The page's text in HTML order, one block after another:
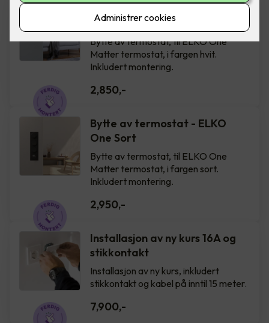
One Hvit
Bytte av termostat, til ELKO One
Matter termostat, i fargen hvit.
Inkludert montering.
2,850,-
Bytte av termostat - ELKO
One Sort
Bytte av termostat, til ELKO One
Matter termostat, i fargen sort.
Inkludert montering.
2,950,-
Installasjon av ny kurs 16A og
stikkontakt
Installasjon av ny kurs, inkludert
stikkontakt og kabel på inntil 15 meter.
7,900,-